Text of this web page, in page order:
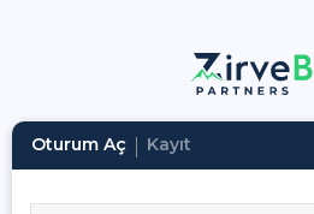
Oturum Aç Kayıt